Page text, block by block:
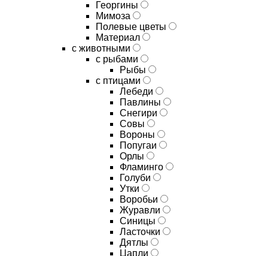
Георгины
Мимоза
Полевые цветы
Материал
с животными
с рыбами
Рыбы
с птицами
Лебеди
Павлины
Снегири
Совы
Вороны
Попугаи
Орлы
Фламинго
Голуби
Утки
Воробьи
Журавли
Синицы
Ласточки
Дятлы
Цапли